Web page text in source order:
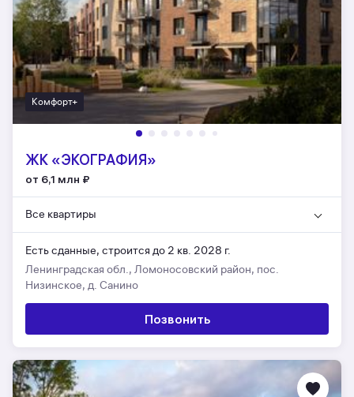
Комфорт+
ЖК «ЭКОГРАФИЯ»
от 6,1 млн ₽
Все квартиры
Есть сданные, строится до 2 кв. 2028 г.
Ленинградская обл., Ломоносовский район, пос.
Низинское, д. Санино
Позвонить